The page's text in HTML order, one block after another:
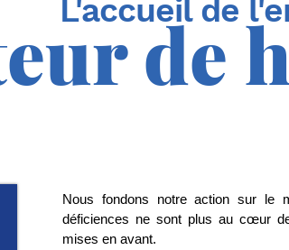
L'accueil de
de
Nous fondons notre action sur le
déficiences ne sont plus au cœur
mises en avant.